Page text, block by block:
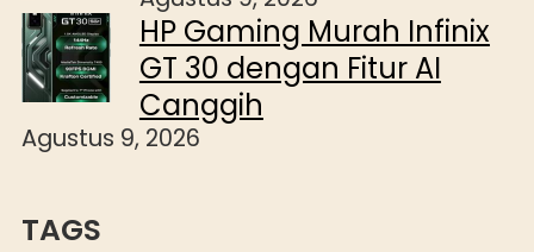
HP Gaming Murah Infinix
GT 30 dengan Fitur AI
Canggih
Agustus 9, 2026
TAGS